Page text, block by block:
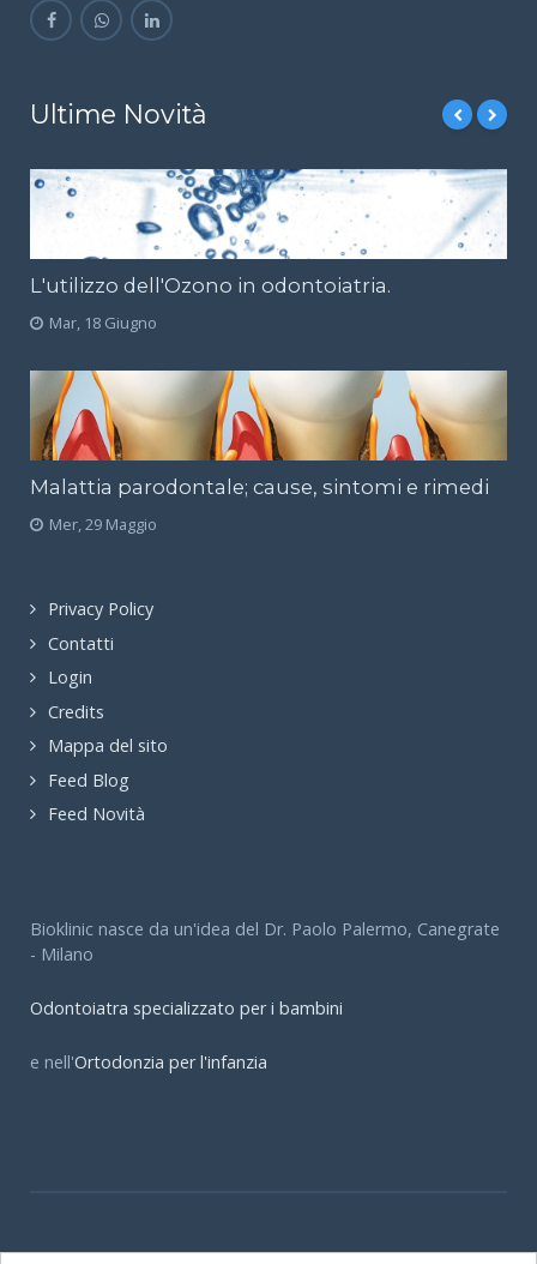
Ultime Novità
L'utilizzo dell'Ozono in odontoiatria.
Mar, 18 Giugno
Malattia parodontale; cause, sintomi e rimedi
Mer, 29 Maggio
Privacy Policy
Contatti
Login
Credits
Mappa del sito
Feed Blog
Feed Novità
Bioklinic nasce da un'idea del Dr. Paolo Palermo, Canegrate
- Milano
Odontoiatra specializzato per i bambini
e nell'Ortodonzia per l'infanzia